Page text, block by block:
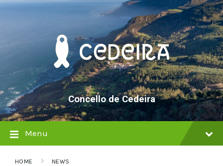
Skip
Skip
Skip
Concello de Cedeira
Menu
HOME NEWS